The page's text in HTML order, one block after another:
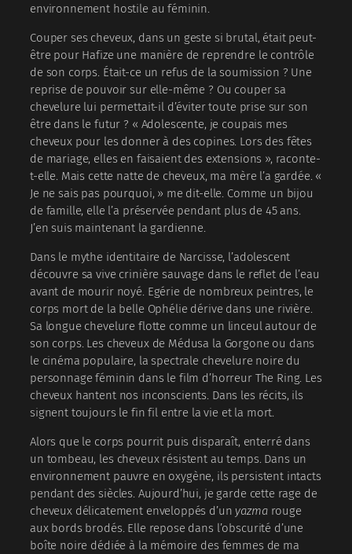
environnement hostile au féminin.
Couper ses cheveux, dans un geste si brutal, était peut-
être pour Hafize une manière de reprendre le contrôle
de son corps. Était-ce un refus de la soumission ? Une
reprise de pouvoir sur elle-même ? Ou couper sa
chevelure lui permettait-il d’éviter toute prise sur son
être dans le futur ? « Adolescente, je coupais mes
cheveux pour les donner à des copines. Lors des fêtes
de mariage, elles en faisaient des extensions », raconte-
t-elle. Mais cette natte de cheveux, ma mère l’a gardée. «
Je ne sais pas pourquoi, » me dit-elle. Comme un bijou
de famille, elle l’a préservée pendant plus de 45 ans.
J’en suis maintenant la gardienne.
Dans le mythe identitaire de Narcisse, l’adolescent
découvre sa vive crinière sauvage dans le reflet de l’eau
avant de mourir noyé. Egérie de nombreux peintres, le
corps mort de la belle Ophélie dérive dans une rivière.
Sa longue chevelure flotte comme un linceul autour de
son corps. Les cheveux de Médusa la Gorgone ou dans
le cinéma populaire, la spectrale chevelure noire du
personnage féminin dans le film d’horreur The Ring. Les
cheveux hantent nos inconscients. Dans les récits, ils
signent toujours le fin fil entre la vie et la mort.
Alors que le corps pourrit puis disparaît, enterré dans
un tombeau, les cheveux résistent au temps. Dans un
environnement pauvre en oxygène, ils persistent intacts
pendant des siècles. Aujourd’hui, je garde cette rage de
cheveux délicatement enveloppés d’un yazmarouge
aux bords brodés. Elle repose dans l’obscurité d’une
boîte noire dédiée à la mémoire des femmes de ma